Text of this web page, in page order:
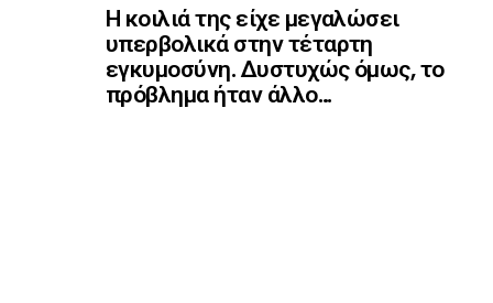
Η κοιλιά της είχε μεγαλώσει
υπερβολικά στην τέταρτη
εγκυμοσύνη. Δυστυχώς όμως, το
πρόβλημα ήταν άλλο…